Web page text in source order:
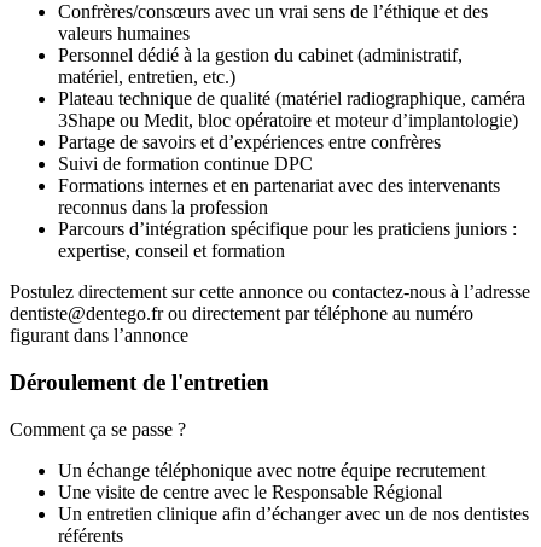
Confrères/consœurs avec un vrai sens de l’éthique et des
valeurs humaines
Personnel dédié à la gestion du cabinet (administratif,
matériel, entretien, etc.)
Plateau technique de qualité (matériel radiographique, caméra
3Shape ou Medit, bloc opératoire et moteur d’implantologie)
Partage de savoirs et d’expériences entre confrères
Suivi de formation continue DPC
Formations internes et en partenariat avec des intervenants
reconnus dans la profession
Parcours d’intégration spécifique pour les praticiens juniors :
expertise, conseil et formation
Postulez directement sur cette annonce ou contactez-nous à l’adresse
dentiste@dentego.fr ou directement par téléphone au numéro
figurant dans l’annonce
Déroulement de l'entretien
Comment ça se passe ?
Un échange téléphonique avec notre équipe recrutement
Une visite de centre avec le Responsable Régional
Un entretien clinique afin d’échanger avec un de nos dentistes
référents